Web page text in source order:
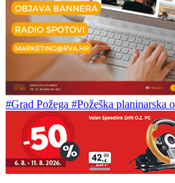
#Grad Požega #Požeška planinarska